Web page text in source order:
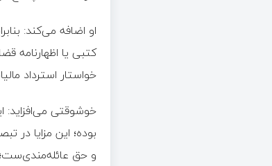
او اضافه می‌کند:
کتبی یا اظهارنامه
خواستار استرداد
خوشوقتی می‌افزاید:
و حق عائله‌مندی‌ست؛